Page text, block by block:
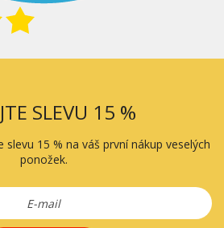
SLEVU 15 %
15 % na váš první nákup veselých
ponožek.